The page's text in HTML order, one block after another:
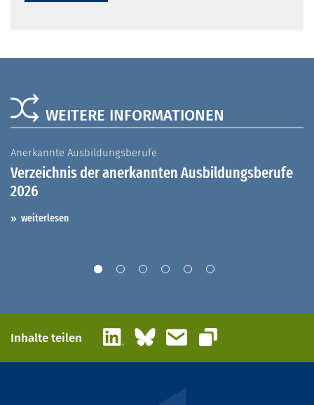
WEITERE INFORMATIONEN
Anerkannte Ausbildungsberufe
Verzeichnis der anerkannten Ausbildungsberufe
2026
weiterlesen
Inhalte teilen LinkedInBlueskyE-Mail
Link kopieren